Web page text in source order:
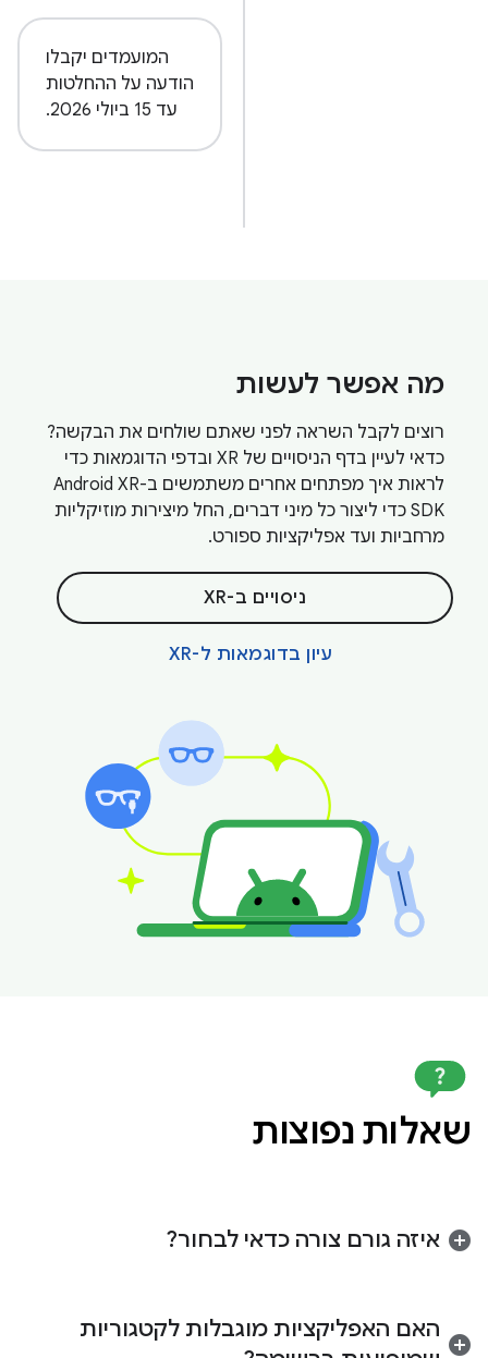
המועמדים יקבלו
הודעה על ההחלטות
עד 15 ביולי 2026.
מה אפשר לעשות
רוצים לקבל השראה לפני שאתם שולחים את הבקשה?
כדאי לעיין בדף הניסויים של XR ובדפי הדוגמאות כדי
לראות איך מפתחים אחרים משתמשים ב-Android XR
SDK כדי ליצור כל מיני דברים, החל מיצירות מוזיקליות
מרחביות ועד אפליקציות ספורט.
ניסויים ב-XR
עיון בדוגמאות ל-XR
שאלות נפוצות
איזה גורם צורה כדאי לבחור?
לתרחיש השימוש הספציפי שלכם. הבחירה הנכונה
תלויה בשאלה אם חוויית השימוש מיועדת
האם האפליקציות מוגבלות לקטגוריות